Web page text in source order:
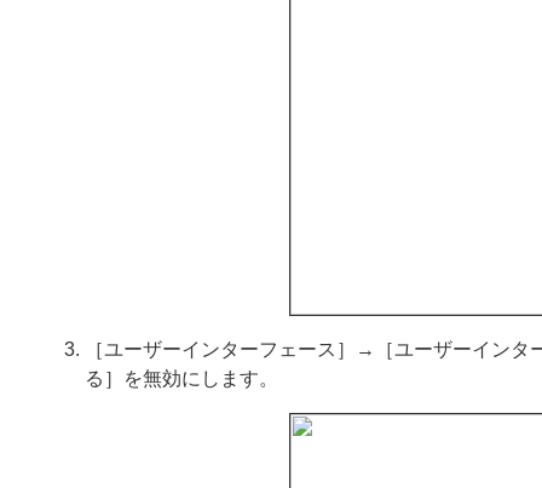
［ユーザーインターフェース］→［ユーザーイン
る］を無効にします。